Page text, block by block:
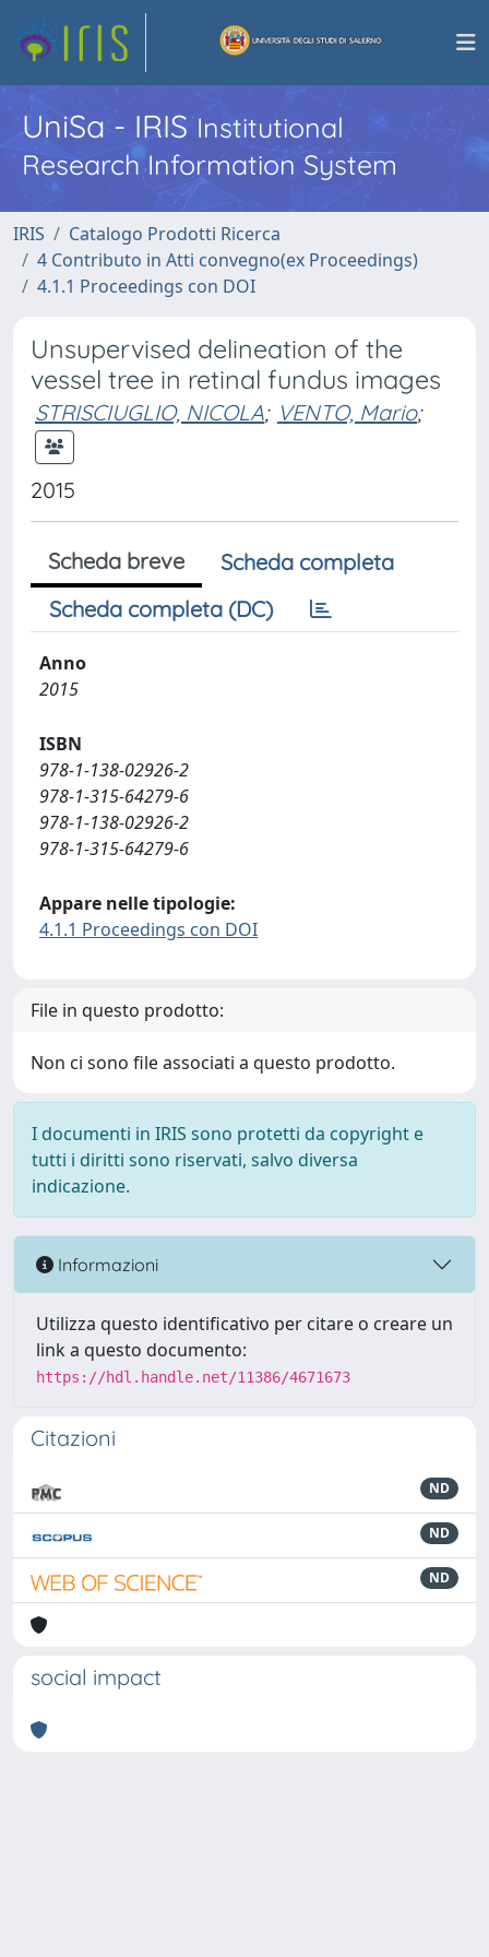
UniSa - IRISInstitutional
Research Information System
IRIS
Catalogo Prodotti Ricerca
4 Contributo in Atti convegno(ex Proceedings)
4.1.1 Proceedings con DOI
Unsupervised delineation of the
vessel tree in retinal fundus images
STRISCIUGLIO, NICOLA; VENTO, Mario;
2015
Scheda breve
Scheda completa
Scheda completa (DC)
Anno
2015
ISBN
978-1-138-02926-2
978-1-315-64279-6
978-1-138-02926-2
978-1-315-64279-6
Appare nelle tipologie:
4.1.1 Proceedings con DOI
File in questo prodotto:
Non ci sono file associati a questo prodotto.
I documenti in IRIS sono protetti da copyright e
tutti i diritti sono riservati, salvo diversa
indicazione.
Informazioni
Utilizza questo identificativo per citare o creare un
link a questo documento:
https://hdl.handle.net/11386/4671673
Citazioni
ND
ND
ND
social impact